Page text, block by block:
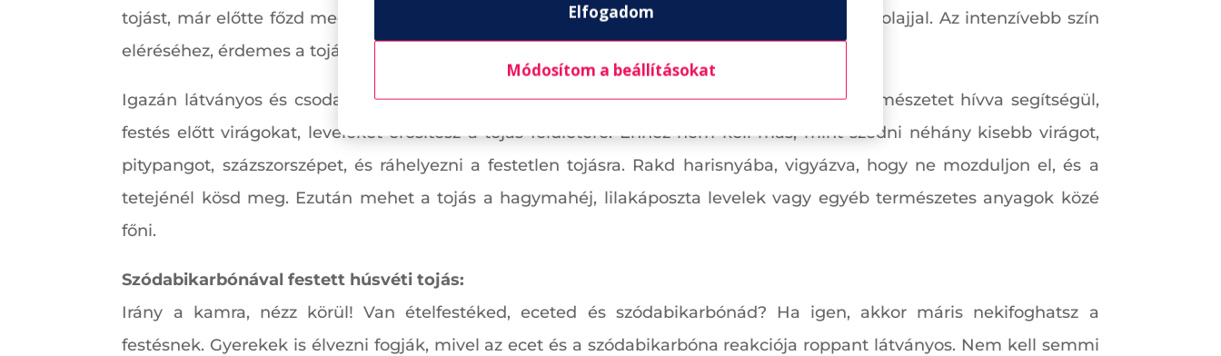
tojást, már előtte főzd meg. Ha nem, főzheted a színezőlében is). Fényesítéshez dörgöld át olajjal. Az intenzívebb szín
eléréséhez, érdemes a tojásokat egy éjszakára a színezőlében a hűtőbe tenni.
Igazán látványos és csodaszép mintákat varázsolhatsz a festett tojásokra, ha szintén a természetet hívva segítségül,
festés előtt virágokat, leveleket erősítesz a tojás felületére. Ehhez nem kell más, mint szedni néhány kisebb virágot,
pitypangot, százszorszépet, és ráhelyezni a festetlen tojásra. Rakd harisnyába, vigyázva, hogy ne mozduljon el, és a
tetejénél kösd meg. Ezután mehet a tojás a hagymahéj, lilakáposzta levelek vagy egyéb természetes anyagok közé
főni.
Szódabikarbónával festett húsvéti tojás:
Irány a kamra, nézz körül! Van ételfestéked, eceted és szódabikarbónád? Ha igen, akkor máris nekifoghatsz a
festésnek. Gyerekek is élvezni fogják, mivel az ecet és a szódabikarbóna reakciója roppant látványos. Nem kell semmi
Elfogadom
Módosítom a beállításokat